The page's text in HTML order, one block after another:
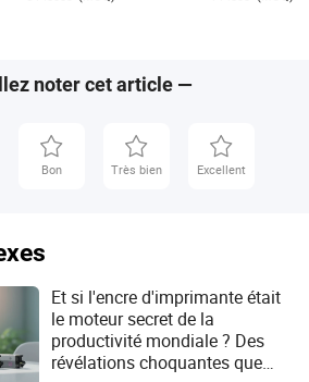
Auteur
et de l'éducation, spécialisée dans
des fournisseurs dans ce
à prospérer, l'expertise
par les entreprises souhaitant
Designjet
noter cet article —
Bon Très bien Excellent
Et si l'encre d'imprimante était
le moteur secret de la
productivité mondiale ? Des
révélations choquantes que